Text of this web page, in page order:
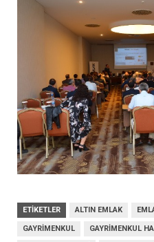
ETIKETLER ALTIN EMLAK
GAYRIMENKUL GAYRIMENKUL